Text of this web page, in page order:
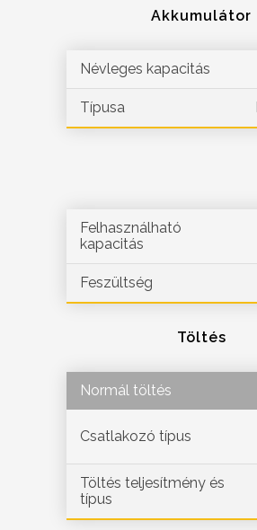
Akkumulátor
Névleges kapacitás
Típusa
Felhasználható
kapacitás
Feszültség
Töltés
Normál töltés
Csatlakozó típus
Töltés teljesítmény és
típus